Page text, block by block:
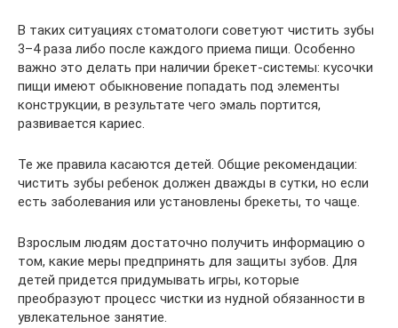
В таких ситуациях стоматологи советуют чистить зубы
3–4 раза либо после каждого приема пищи. Особенно
важно это делать при наличии брекет-системы: кусочки
пищи имеют обыкновение попадать под элементы
конструкции, в результате чего эмаль портится,
развивается кариес.
Те же правила касаются детей. Общие рекомендации:
чистить зубы ребенок должен дважды в сутки, но если
есть заболевания или установлены брекеты, то чаще.
Взрослым людям достаточно получить информацию о
том, какие меры предпринять для защиты зубов. Для
детей придется придумывать игры, которые
преобразуют процесс чистки из нудной обязанности в
увлекательное занятие.